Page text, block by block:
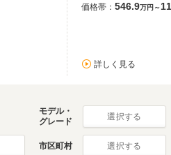
価格帯： 546.9万円～
詳しく見る
モデル・
グレード
選択する
市区町村 選択する